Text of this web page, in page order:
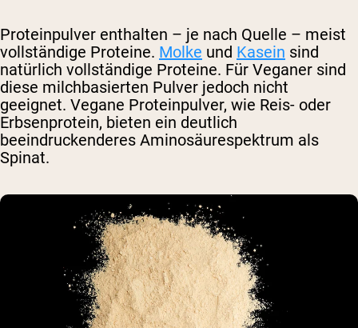
Proteinpulver enthalten – je nach Quelle – meist
vollständige Proteine. Molke und Kasein sind
natürlich vollständige Proteine. Für Veganer sind
diese milchbasierten Pulver jedoch nicht
geeignet. Vegane Proteinpulver, wie Reis- oder
Erbsenprotein, bieten ein deutlich
beeindruckenderes Aminosäurespektrum als
Spinat.